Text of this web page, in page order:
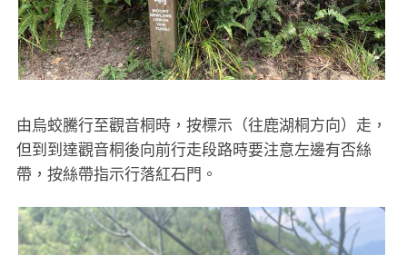
由烏蛟騰行至觀音桐時，按標示（往鹿湖桐方向）走，
但到到達觀音桐後向前行走段路時要注意左邊有否絲
帶，按絲帶指示行落紅石門。